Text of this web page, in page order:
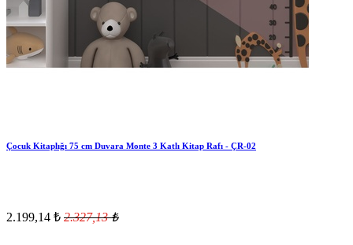
Çocuk Kitaplığı 75 cm Duvara Monte 3 Katlı Kitap Rafı - ÇR-02
2.199,14 ₺ 2.327,13₺